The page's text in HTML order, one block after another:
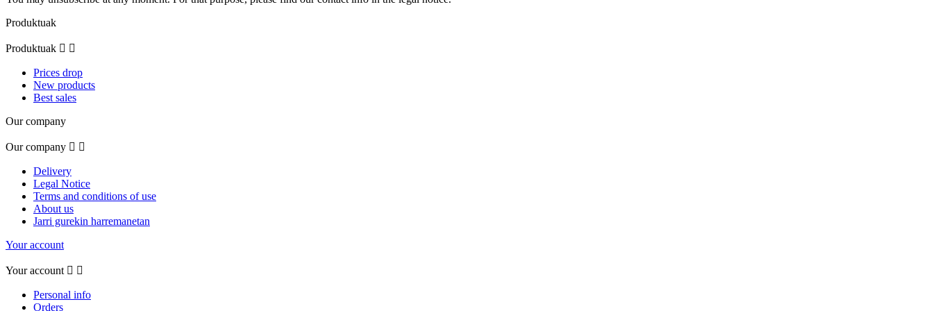
Produktuak
Produktuak  
Prices drop
New products
Best sales
Our company
Our company  
Delivery
Legal Notice
Terms and conditions of use
About us
Jarri gurekin harremanetan
Your account
Your account  
Personal info
Orders